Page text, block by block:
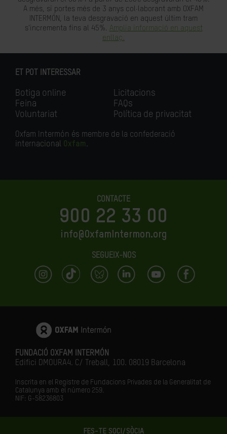
FES-TE SOCI/SÒCIA
A més, si portes més de 3 anys col·laborant amb OXFAM
INTERMÓN, la teva desgravació en aquest últim tram
s'incrementa fins al 45%. Amplia informació en aquest
enllaç.
ET POT INTERESSAR
Botiga online
Feina
Voluntariat
Licitacions
FAQs
Política de privacitat
Oxfam Intermón és membre de la confederació
internacional Oxfam.
CONTACTE
900 22 33 00
info@OxfamIntermon.org
SEGUEIX-NOS
FUNDACIÓ OXFAM INTERMÓN
Edifici DMOURA4. C/ Treball, 100. 08019 Barcelona
Inscrita en el Registre de Fundacions Privades de la Generalitat de
Catalunya amb el número 259.
NIF: G-58236803